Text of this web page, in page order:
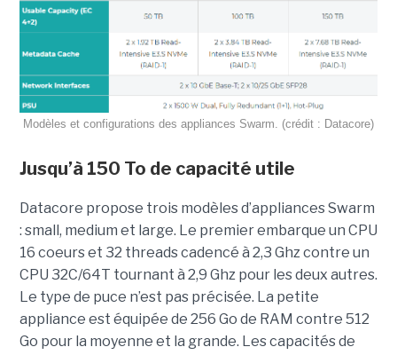
Modèles et configurations des appliances Swarm . (crédit : Datacore)
Jusqu’à 150 To de capacité utile
Datacore propose trois modèles d’appliances Swarm
: small, medium et large. Le premier embarque un CPU
16 coeurs et 32 threads cadencé à 2,3 Ghz contre un
CPU 32C/64T tournant à 2,9 Ghz pour les deux autres.
Le type de puce n’est pas précisée. La petite
appliance est équipée de 256 Go de RAM contre 512
Go pour la moyenne et la grande. Les capacités de